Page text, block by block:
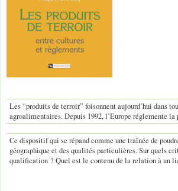
Les “produits de terroir” foisonnent aujourd’hui dans
agroalimentaires. Depuis 1992, l’Europe réglemente
Ce dispositif qui se répand comme une traînée de
géographique et des qualités particulières. Sur quels
qualification ? Quel est le contenu de la relation à un